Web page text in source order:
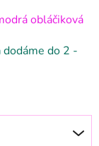
obláčiková
dodáme do 2 -